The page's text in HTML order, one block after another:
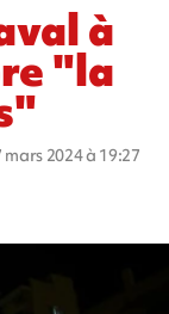
à
"la
2024 à 19:27